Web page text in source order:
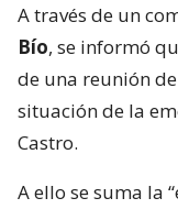
A través de un
Bío, se informó
de una reunión
situación de la
Castro.
A ello se suma la